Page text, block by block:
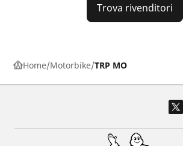
Trova rivenditori
Home Motorbike TRP MO